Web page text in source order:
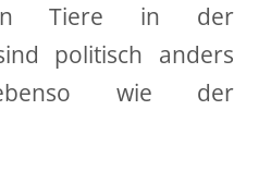
Tiere in der
politisch anders
wie der